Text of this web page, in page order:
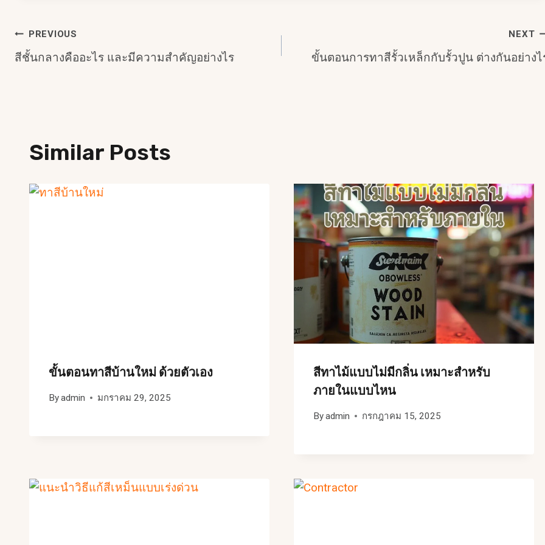
แนะแนว
PREVIOUS
สีชั้นกลางคืออะไร และมีความสำคัญอย่างไร
NEXT
ขั้นตอนการทาสีรั้วเหล็กกับรั้วปูน ต่างกันอย่างไ
Similar Posts
ขั้นตอนทาสีบ้านใหม่ ด้วยตัวเอง
Byadmin มกราคม 29, 2025
สีทาไม้แบบไม่มีกลิ่น เหมาะสำหรับ
ภายในแบบไหน
Byadmin กรกฎาคม 15, 2025